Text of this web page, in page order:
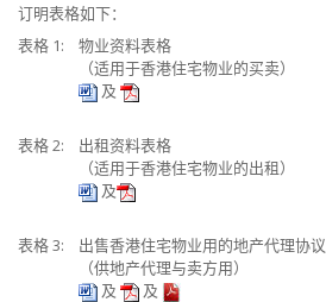
订明表格如下：
表格 1:
物业资料表格
（适用于香港住宅物业的买卖）
及
表格 2:
出租资料表格
（适用于香港住宅物业的出租）
及
表格 3:
出售香港住宅物业用的地产代理协议
（供地产代理与卖方用）
及
及